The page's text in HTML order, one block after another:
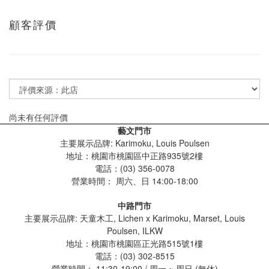
顧客評價
尚未有任何評價
藝文門市
主要展示品牌: Karimoku, Louis Poulsen
地址：桃園市桃園區中正路935號2樓
電話：(03) 356-0078
營業時間： 周六、日 14:00-18:00
中路門市
主要展示品牌: 天童木工, Lichen x Karimoku, Marset, Louis
Poulsen, ILKW
地址：桃園市桃園區正光路515號1樓
電話：(03) 302-8515